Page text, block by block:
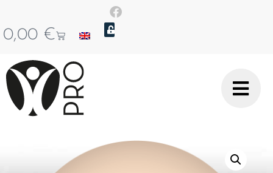
0,00 €